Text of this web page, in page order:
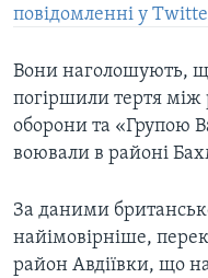
повідомленні у
Вони наголошують,
погіршили тертя між
оборони та «Групою
воювали в районі
За даними
найімовірніше,
район Авдіївки, що